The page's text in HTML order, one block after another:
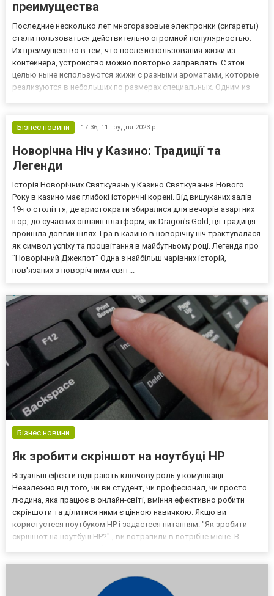
преимущества
Последние несколько лет многоразовые электронки (сигареты)
стали пользоваться действительно огромной популярностью.
Их преимущество в тем, что после использования жижи из
контейнера, устройство можно повторно заправлять. С этой
целью ныне используются жижи с разными ароматами, которые
реализуются в небольших по размерах специальных. Одним из
вмест...
Бізнес новини 17:36, 11 грудня 2023 р.
Новорічна Ніч у Казино: Традиції та
Легенди
Історія Новорічних Святкувань у Казино Святкування Нового
Року в казино має глибокі історичні корені. Від вишуканих залів
19-го століття, де аристократи збиралися для вечорів азартних
ігор, до сучасних онлайн платформ, як Dragon's Gold, ця традиція
пройшла довгий шлях. Гра в казино в новорічну ніч трактувалася
як символ успіху та процвітання в майбутньому році. Легенда про
"Новорічний Джекпот" Одна з найбільш чарівних історій,
пов'язаних з новорічними свят...
Бізнес новини
Як зробити скріншот на ноутбуці HP
Візуальні ефекти відіграють ключову роль у комунікації.
Незалежно від того, чи ви студент, чи професіонал, чи просто
людина, яка працює в онлайн-світі, вміння ефективно робити
скріншоти та ділитися ними є цінною навичкою. Якщо ви
користуєтеся ноутбуком HP і задаєтеся питанням: "Як зробити
скріншот на ноутбуці HP?" , ви потрапили в потрібне місце. В